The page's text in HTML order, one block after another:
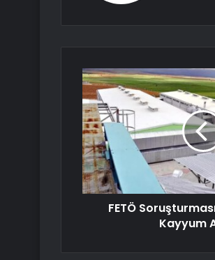
FETÖ
Kayyum